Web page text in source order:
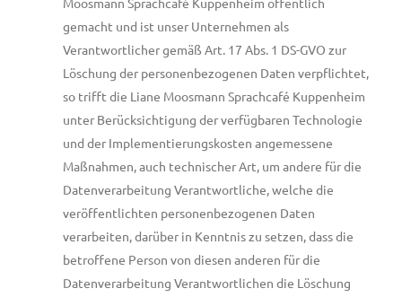
gemacht und ist unser Unternehmen als
Verantwortlicher gemäß Art. 17 Abs. 1 DS-GVO zur
Löschung der personenbezogenen Daten verpflichtet,
so trifft die Liane Moosmann Sprachcafé Kuppenheim
unter Berücksichtigung der verfügbaren Technologie
und der Implementierungskosten angemessene
Maßnahmen, auch technischer Art, um andere für die
Datenverarbeitung Verantwortliche, welche die
veröffentlichten personenbezogenen Daten
verarbeiten, darüber in Kenntnis zu setzen, dass die
betroffene Person von diesen anderen für die
Datenverarbeitung Verantwortlichen die Löschung